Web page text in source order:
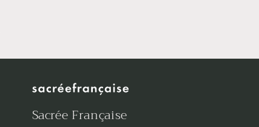
i
o
n
Sacrée Française